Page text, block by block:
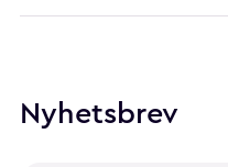
Nyhetsbrev